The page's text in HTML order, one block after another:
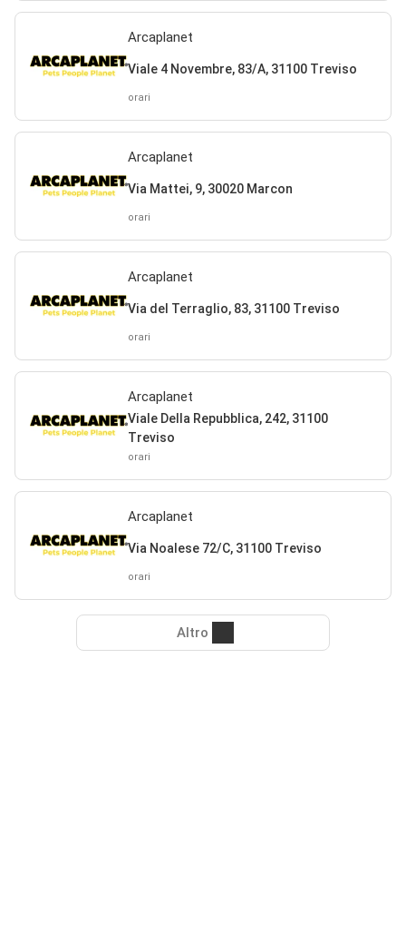
Arcaplanet
Viale 4 Novembre, 83/A, 31100 Treviso
orari
Arcaplanet
Via Mattei, 9, 30020 Marcon
orari
Arcaplanet
Via del Terraglio, 83, 31100 Treviso
orari
Arcaplanet
Viale Della Repubblica, 242, 31100
Treviso
orari
Arcaplanet
Via Noalese 72/C, 31100 Treviso
orari
Altro